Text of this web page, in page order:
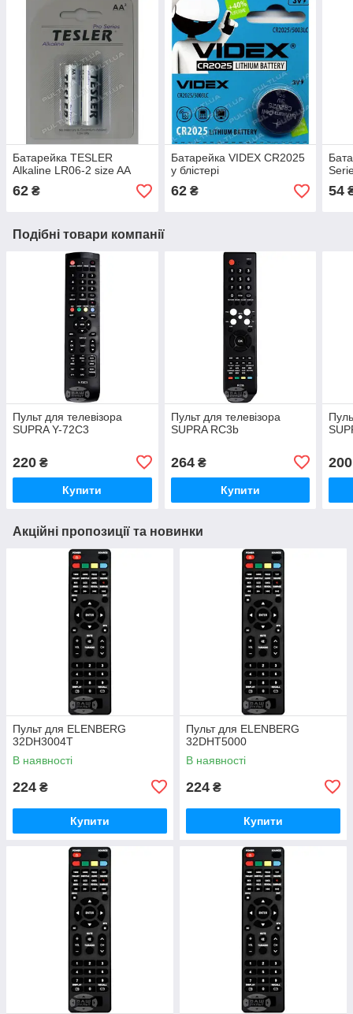
Батарейка TESLER
Alkaline LR06-2 size AA
62 ₴
Батарейка VIDEX CR2025
у блістері
62₴ 54
Подібні товари компанії
Пульт для телевізора
SUPRA Y-72C3
220 ₴
Купити
Пульт для телевізора
SUPRA RC3b
264₴
Купити
200
Акційні пропозиції та новинки
Пульт для ELENBERG
32DH3004T
В наявності
224 ₴
Купити
Пульт для ELENBERG
32DHT5000
В наявності
224 ₴
Купити